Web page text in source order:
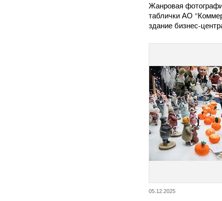
Жанровая
таблички АО
здание бизнес-
05.12.2025